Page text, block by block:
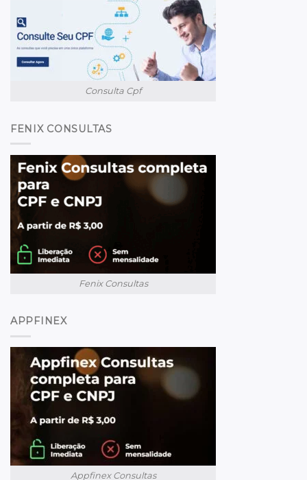
Consulta Cpf
FENIX CONSULTAS
Fenix Consultas
APPFINEX
Appfinex Consultas